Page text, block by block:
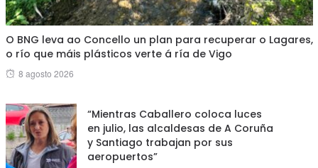
O BNG leva ao Concello un plan para recuperar o Lagares,
o río que máis plásticos verte á ría de Vigo
Posted
8 agosto 2026
“Mientras Caballero coloca luces
en julio, las alcaldesas de A Coruña
y Santiago trabajan por sus
aeropuertos”